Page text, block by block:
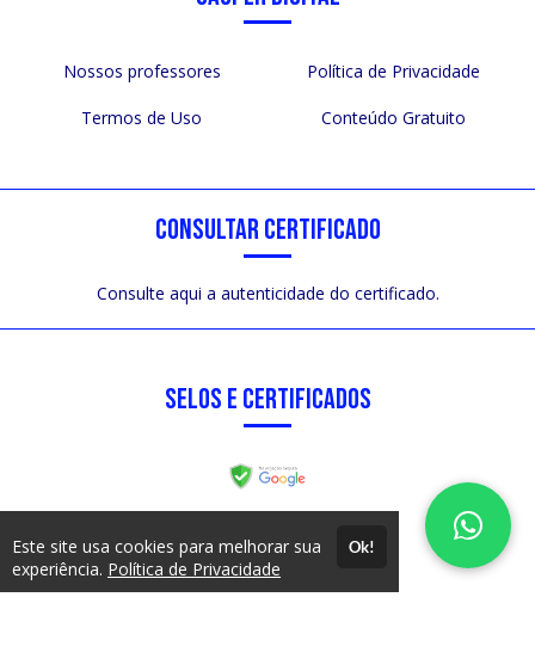
Nossos professores
Termos de Uso
Política de Privacidade
Conteúdo Gratuito
CONSULTAR CERTIFICADO
Consulte aqui a autenticidade do certificado.
SELOS E CERTIFICADOS
FORMAS DE PAGAMENTO
Este site usa cookies para melhorar sua
experiência. Política de Privacidade
Ok!